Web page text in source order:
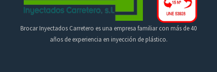
Brocar Inyectados Carretero es una empresa familiar con más de 40
años de experiencia en inyección de plástico.